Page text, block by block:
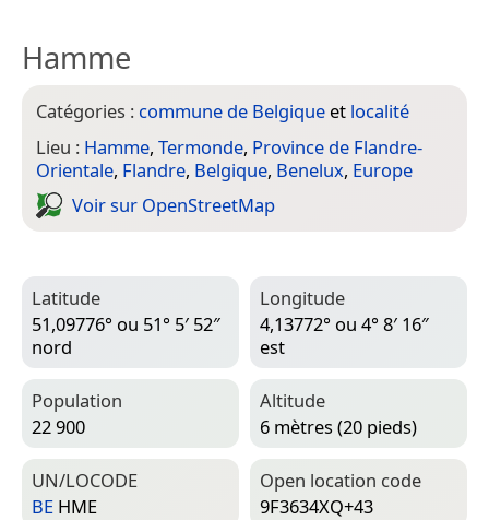
Hamme
Catégories : commune de Belgique et localité
Lieu : Hamme, Termonde, Province de Flandre-
Orientale, Flandre, Belgique, Benelux, Europe
Voir sur Open­Street­Map
Latitude
51,09776° ou 51° 5′ 52″
nord
Longitude
4,13772° ou 4° 8′ 16″
est
Population
22 900
Altitude
6 mètres (20 pieds)
UN/LOCODE
BE HME
Open location code
9F3634XQ+43